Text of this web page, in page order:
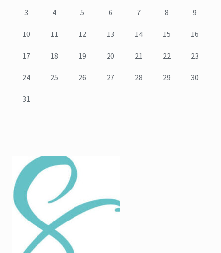
3 4 5 6 7 8 9
10 11 12 13 14 15 16
17 18 19 20 21 22 23
24 25 26 27 28 29 30
31